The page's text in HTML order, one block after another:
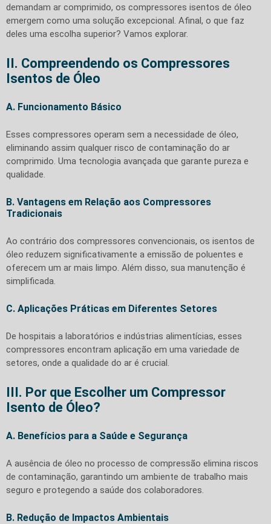
demandam ar comprimido, os compressores isentos de óleo
emergem como uma solução excepcional. Afinal, o que faz
deles uma escolha superior? Vamos explorar.
II. Compreendendo os Compressores
Isentos de Óleo
A. Funcionamento Básico
Esses compressores operam sem a necessidade de óleo,
eliminando assim qualquer risco de contaminação do ar
comprimido. Uma tecnologia avançada que garante pureza e
qualidade.
B. Vantagens em Relação aos Compressores
Tradicionais
Ao contrário dos compressores convencionais, os isentos de
óleo reduzem significativamente a emissão de poluentes e
oferecem um ar mais limpo. Além disso, sua manutenção é
simplificada.
C. Aplicações Práticas em Diferentes Setores
De hospitais a laboratórios e indústrias alimentícias, esses
compressores encontram aplicação em uma variedade de
setores, onde a qualidade do ar é crucial.
III. Por que Escolher um Compressor
Isento de Óleo?
A. Benefícios para a Saúde e Segurança
A ausência de óleo no processo de compressão elimina riscos
de contaminação, garantindo um ambiente de trabalho mais
seguro e protegendo a saúde dos colaboradores.
B. Redução de Impactos Ambientais